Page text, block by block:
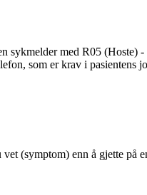
med R05
som er krav i pasientens
(symptom) enn å gjette